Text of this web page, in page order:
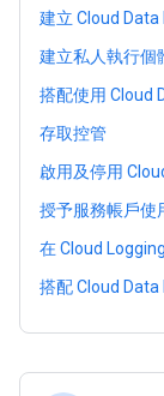
建立 Cloud Data
建立私人執行個
搭配使用 Cloud
存取控管
啟用及停用
授予服務帳戶使
在 Cloud
搭配 Cloud Data